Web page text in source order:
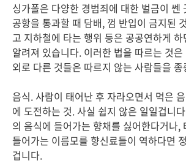
싱가폴은 다양한 경범죄에 대한 벌금이 쎈
공항을 통과할 때 담배, 껌 반입이 금지된
고 지하철에 타는 행위 등은 공공연하게
알려져 있습니다. 이러한 법을 따르는 것
외로 다른 것들은 따르지 않는 사람들을
음식. 사람이 태어난 후 자라오면서 먹은
에 도전하는 것. 사실 쉽지 않은 일일겁니
의 음식에 들어가는 향채를 싫어한다거나,
들어가는 이름모를 향신료들이 역하다면
겁니다.